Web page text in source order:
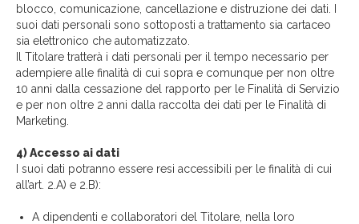
blocco, comunicazione, cancellazione e distruzione dei dati. I
suoi dati personali sono sottoposti a trattamento sia cartaceo
sia elettronico che automatizzato.
Il Titolare tratterà i dati personali per il tempo necessario per
adempiere alle finalità di cui sopra e comunque per non oltre
10 anni dalla cessazione del rapporto per le Finalità di Servizio
e per non oltre 2 anni dalla raccolta dei dati per le Finalità di
Marketing.
4) Accesso ai dati
I suoi dati potranno essere resi accessibili per le finalità di cui
all’art. 2.A) e 2.B):
A dipendenti e collaboratori del Titolare, nella loro